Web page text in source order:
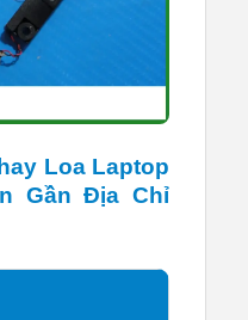
Loa Laptop
Gần Địa Chỉ